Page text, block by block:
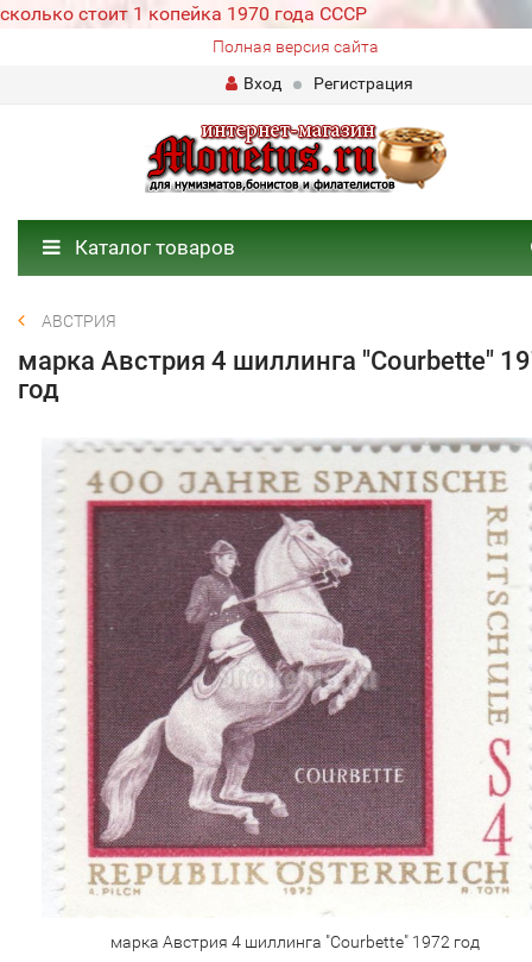
сколько стоит 1 копейка 1970 года СССР
Полная версия сайта
Вход
Регистрация
Каталог товаров
АВСТРИЯ
марка Австрия 4 шиллинга "Courbette"
год
марка Австрия 4 шиллинга "Courbette" 1972 год